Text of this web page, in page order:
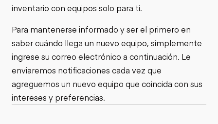
inventario con equipos solo para ti.
Para mantenerse informado y ser el primero en
saber cuándo llega un nuevo equipo, simplemente
ingrese su correo electrónico a continuación. Le
enviaremos notificaciones cada vez que
agreguemos un nuevo equipo que coincida con sus
intereses y preferencias.